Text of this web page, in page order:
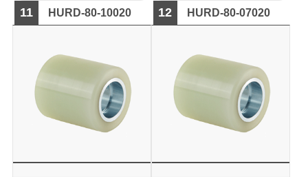
11 HURD-80-10020 12 HURD-80-07020